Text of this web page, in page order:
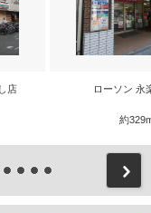
店 ローソン 永
約